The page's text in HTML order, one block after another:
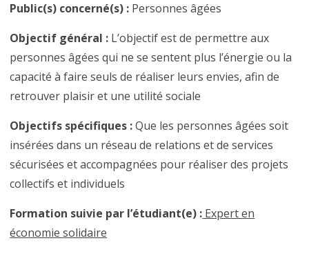
Public(s) concerné(s) : Personnes âgées
Objectif général : L’objectif est de permettre aux
personnes âgées qui ne se sentent plus l’énergie ou la
capacité à faire seuls de réaliser leurs envies, afin de
retrouver plaisir et une utilité sociale
Objectifs spécifiques :Que les personnes âgées soit
insérées dans un réseau de relations et de services
sécurisées et accompagnées pour réaliser des projets
collectifs et individuels
Formation suivie par l’étudiant(e) : Expert en
économie solidaire